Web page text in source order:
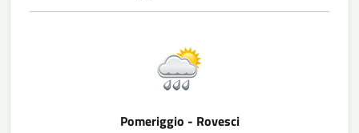
Pomeriggio - Rovesci